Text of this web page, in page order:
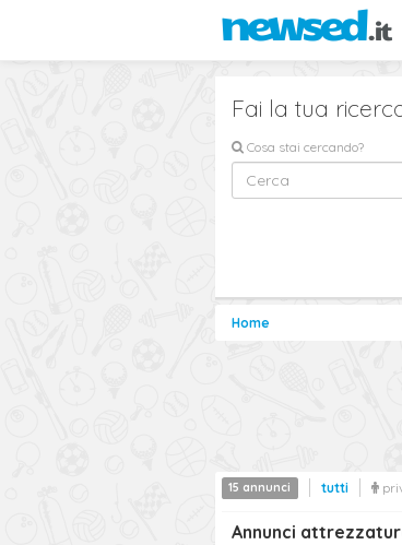
Fai la tua
Cosa stai cercando?
Home
tutti
15 annunci
Annunci